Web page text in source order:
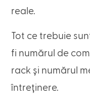
reale.
Tot ce trebuie
fi numărul de
rack și numărul
întreținere.